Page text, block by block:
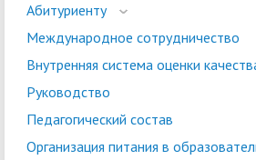
Абитуриенту
Международное сотрудничество
Внутренняя система оценки
Руководство
Педагогический состав
Организация питания в